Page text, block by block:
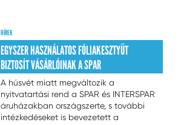
HÍREK
EGYSZER HASZNÁLATOS FÓLIAKESZTYŰT
BIZTOSÍT VÁSÁRLÓINAK A SPAR
A húsvét miatt megváltozik a
nyitvatartási rend a SPAR és INTERSPAR
áruházakban országszerte, s további
intézkedéseket is bevezetett a